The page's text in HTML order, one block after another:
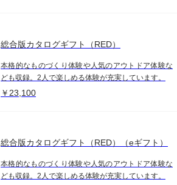
総合版カタログギフト（RED）
本格的なものづくり体験や人気のアウトドア体験な
ども収録。2人で楽しめる体験が充実しています。
￥23,100
総合版カタログギフト（RED）（eギフト）
本格的なものづくり体験や人気のアウトドア体験な
ども収録。2人で楽しめる体験が充実しています。